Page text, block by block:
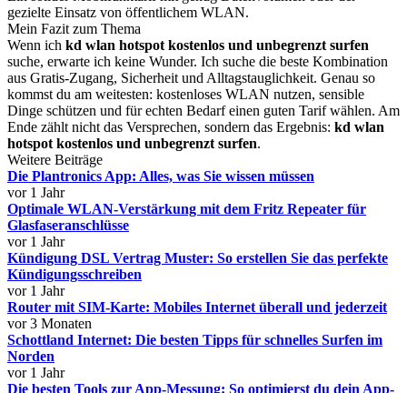
gezielte Einsatz von öffentlichem WLAN.
Mein Fazit zum Thema
Wenn ich kd wlan hotspot kostenlos und unbegrenzt surfen
suche, erwarte ich keine Wunder. Ich suche die beste Kombination
aus Gratis-Zugang, Sicherheit und Alltagstauglichkeit. Genau so
kommst du am weitesten: kostenloses WLAN nutzen, sensible
Dinge schützen und für echten Bedarf einen guten Tarif wählen. Am
Ende zählt nicht das Versprechen, sondern das Ergebnis: kd wlan
hotspot kostenlos und unbegrenzt surfen.
Weitere Beiträge
Die Plantronics App: Alles, was Sie wissen müssen
vor 1 Jahr
Optimale WLAN-Verstärkung mit dem Fritz Repeater für
Glasfaseranschlüsse
vor 1 Jahr
Kündigung DSL Vertrag Muster: So erstellen Sie das perfekte
Kündigungsschreiben
vor 1 Jahr
Router mit SIM-Karte: Mobiles Internet überall und jederzeit
vor 3 Monaten
Schottland Internet: Die besten Tipps für schnelles Surfen im
Norden
vor 1 Jahr
Die besten Tools zur App-Messung: So optimierst du dein App-